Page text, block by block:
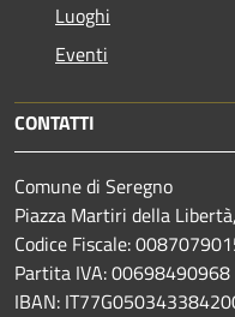
Luoghi
Eventi
CONTATTI
Comune di Seregno
Piazza Martiri della
Codice Fiscale:
Partita IVA: 00698490968
IBAN: